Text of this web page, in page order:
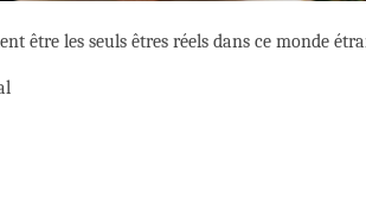
être les seuls êtres réels dans ce monde